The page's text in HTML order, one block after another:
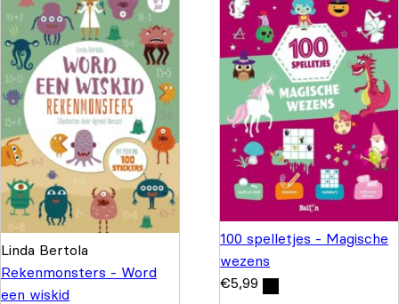
Linda Bertola
Rekenmonsters - Word
een wiskid
100 spelletjes - Magische
wezens
€5,99